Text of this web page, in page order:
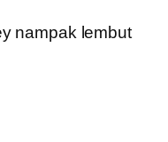
nampak lembut